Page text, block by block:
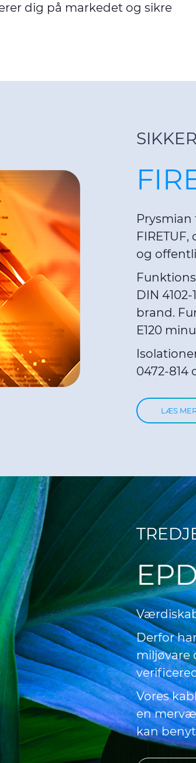
dig på markedet og sikre
og
DIN
brand.
E120
0472-814
LÆS
Derfor
miljøvare
Vores
en
kan